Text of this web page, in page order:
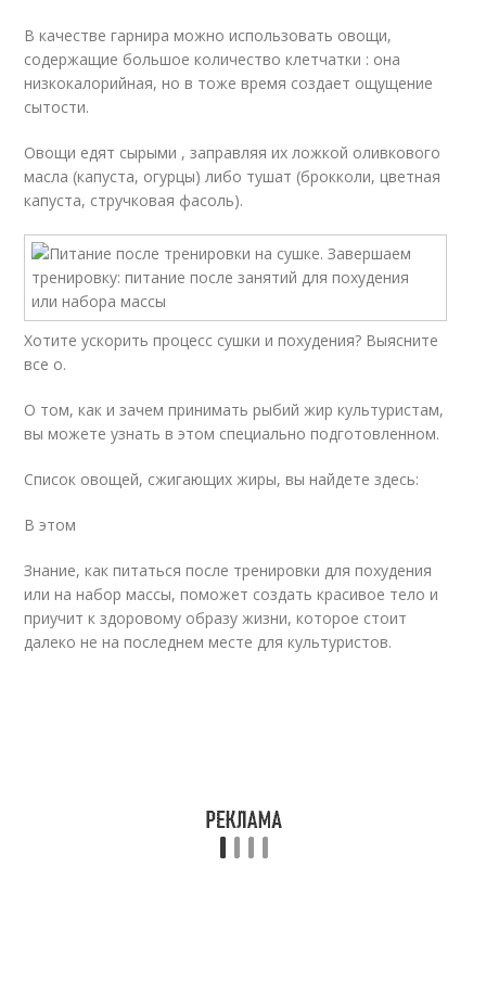
В качестве гарнира можно использовать овощи,
содержащие большое количество клетчатки : она
низкокалорийная, но в тоже время создает ощущение
сытости.
Овощи едят сырыми , заправляя их ложкой оливкового
масла (капуста, огурцы) либо тушат (брокколи, цветная
капуста, стручковая фасоль).
Хотите ускорить процесс сушки и похудения? Выясните
все о.
О том, как и зачем принимать рыбий жир культуристам,
вы можете узнать в этом специально подготовленном.
Список овощей, сжигающих жиры, вы найдете здесь:
В этом
Знание, как питаться после тренировки для похудения
или на набор массы, поможет создать красивое тело и
приучит к здоровому образу жизни, которое стоит
далеко не на последнем месте для культуристов.